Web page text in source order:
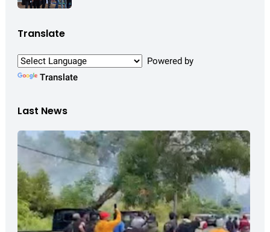
Translate
Powered by
Translate
Last News